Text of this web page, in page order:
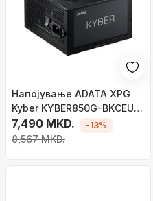
Напојување ADATA XPG
Kyber KYBER850G-BKCEU
ATX 3.0, 850W
7,490 MKD.
8,567 MKD.
-13%